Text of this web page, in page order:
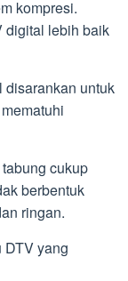
kompresi.
digital lebih baik
untuk
cukup
berbentuk
ringan.
yang